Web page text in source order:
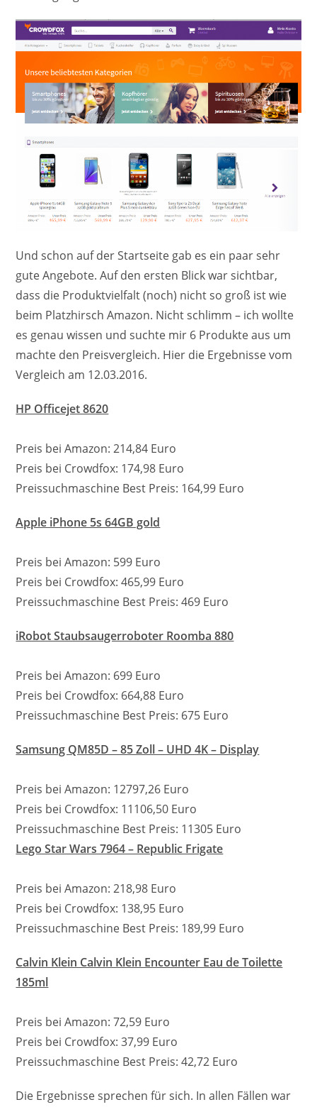
Und schon auf der Startseite gab es ein paar sehr
gute Angebote. Auf den ersten Blick war sichtbar,
dass die Produktvielfalt (noch) nicht so groß ist wie
beim Platzhirsch Amazon. Nicht schlimm – ich wollte
es genau wissen und suchte mir 6 Produkte aus um
machte den Preisvergleich. Hier die Ergebnisse vom
Vergleich am 12.03.2016.
HP Officejet 8620
Preis bei Amazon: 214,84 Euro
Preis bei Crowdfox: 174,98 Euro
Preissuchmaschine Best Preis: 164,99 Euro
Apple iPhone 5s 64GB gold
Preis bei Amazon: 599 Euro
Preis bei Crowdfox: 465,99 Euro
Preissuchmaschine Best Preis: 469 Euro
iRobot Staubsaugerroboter Roomba 880
Preis bei Amazon: 699 Euro
Preis bei Crowdfox: 664,88 Euro
Preissuchmaschine Best Preis: 675 Euro
Samsung QM85D – 85 Zoll – UHD 4K – Display
Preis bei Amazon: 12797,26 Euro
Preis bei Crowdfox: 11106,50 Euro
Preissuchmaschine Best Preis: 11305 Euro
Lego Star Wars 7964 – Republic Frigate
Preis bei Amazon: 218,98 Euro
Preis bei Crowdfox: 138,95 Euro
Preissuchmaschine Best Preis: 189,99 Euro
Calvin Klein Calvin Klein Encounter Eau de Toilette
185ml
Preis bei Amazon: 72,59 Euro
Preis bei Crowdfox: 37,99 Euro
Preissuchmaschine Best Preis: 42,72 Euro
Die Ergebnisse sprechen für sich. In allen Fällen war